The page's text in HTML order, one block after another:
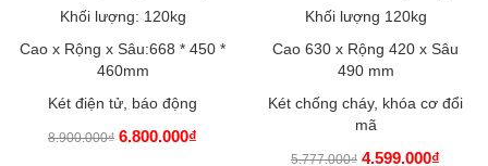
Khối lượng: 120kg
Cao x Rộng x Sâu:668 * 450 *
460mm
Két điện tử, báo động
8.900.000₫ 6.800.000₫
Khối lượng 120kg
Cao 630 x Rộng 420 x Sâu
490 mm
Két chống cháy, khóa cơ đổi
mã
5.777.000₫ 4.599.000₫